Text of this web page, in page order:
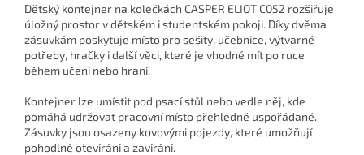
Dětský kontejner na kolečkách CASPER ELIOT C052 rozšiřuje
úložný prostor v dětském i studentském pokoji. Díky dvěma
zásuvkám poskytuje místo pro sešity, učebnice, výtvarné
potřeby, hračky i další věci, které je vhodné mít po ruce
během učení nebo hraní.
Kontejner lze umístit pod psací stůl nebo vedle něj, kde
pomáhá udržovat pracovní místo přehledně uspořádané.
Zásuvky jsou osazeny kovovými pojezdy, které umožňují
pohodlné otevírání a zavírání.